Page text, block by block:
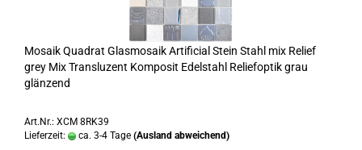
Mosaik Quadrat Glasmosaik Artificial Stein Stahl mix Relief
grey Mix Transluzent Komposit Edelstahl Reliefoptik grau
glänzend
Art.Nr.: XCM 8RK39
Lieferzeit:
ca. 3-4 Tage (Ausland abweichend)